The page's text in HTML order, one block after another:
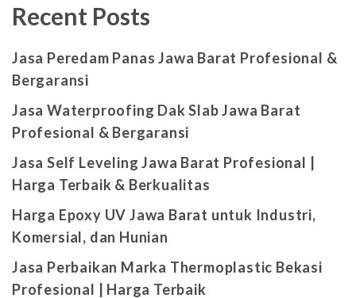
Recent Posts
Jasa Peredam Panas Jawa Barat Profesional &
Bergaransi
Jasa Waterproofing Dak Slab Jawa Barat
Profesional & Bergaransi
Jasa Self Leveling Jawa Barat Profesional |
Harga Terbaik & Berkualitas
Harga Epoxy UV Jawa Barat untuk Industri,
Komersial, dan Hunian
Jasa Perbaikan Marka Thermoplastic Bekasi
Profesional | Harga Terbaik